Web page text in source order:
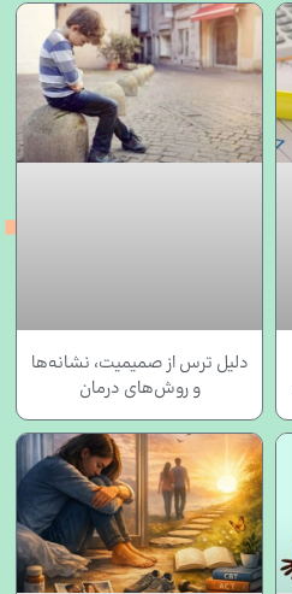
دلیل ترس از صمیمیت، نشانه‌ها
و روش‌های درمان